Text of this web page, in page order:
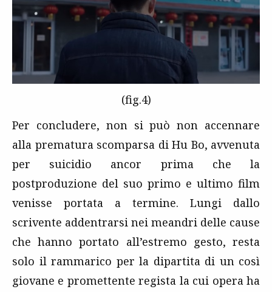
(fig.4)
Per concludere, non si può non accennare
alla prematura scomparsa di Hu Bo, avvenuta
per suicidio ancor prima che la
postproduzione del suo primo e ultimo film
venisse portata a termine. Lungi dallo
scrivente addentrarsi nei meandri delle cause
che hanno portato all’estremo gesto, resta
solo il rammarico per la dipartita di un così
giovane e promettente regista la cui opera ha